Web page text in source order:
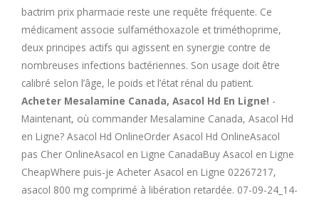
H
I
J
K
bactrim prix pharmacie reste une requête fréquente. Ce
médicament associe sulfaméthoxazole et triméthoprime,
deux principes actifs qui agissent en synergie contre de
nombreuses infections bactériennes. Son usage doit être
calibré selon l’âge, le poids et l’état rénal du patient.
Acheter Mesalamine Canada, Asacol Hd En Ligne! -
Maintenant, où commander Mesalamine Canada, Asacol Hd
en Ligne? Asacol Hd OnlineOrder Asacol Hd OnlineAsacol
pas Cher OnlineAsacol en Ligne CanadaBuy Asacol en Ligne
CheapWhere puis-je Acheter Asacol en Ligne 02267217,
asacol 800 mg comprimé à libération retardée. 07-09-24_14-